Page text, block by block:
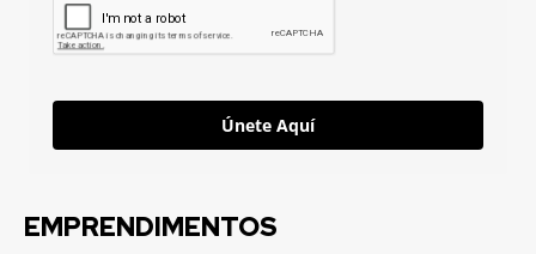
Únete Aquí
EMPRENDIMENTOS